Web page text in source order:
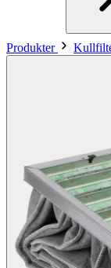
Produkter